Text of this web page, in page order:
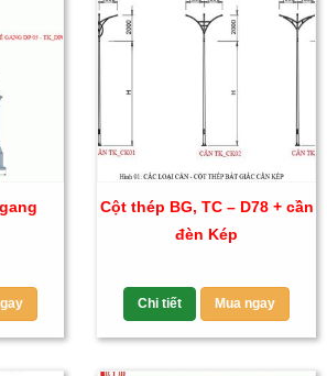
Cột thép BG, TC – D78 + cần
đèn Kép
Chi tiết Mua ngay